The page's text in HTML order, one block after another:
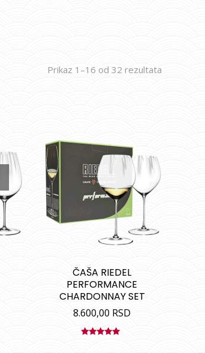
Prikaz 1–16 od 32 rezultata
ČAŠA RIEDEL
PERFORMANCE
CHARDONNAY SET
8.600,00 RSD